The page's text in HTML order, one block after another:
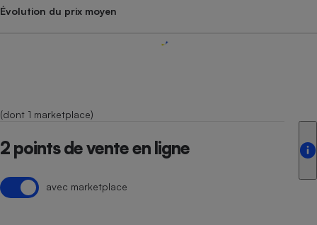
Évolution du prix moyen
(dont 1 marketplace)
2 points de vente en ligne
avec marketplace